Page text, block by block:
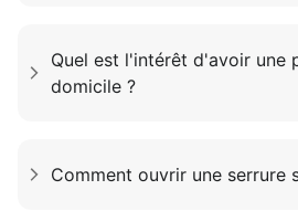
Quel est l'intérêt d'avoir une
domicile ?
Comment ouvrir une serrure